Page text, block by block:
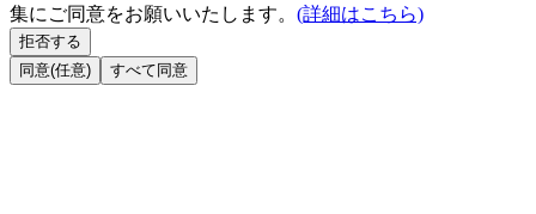
集にご同意をお願いいたします。 (詳細はこちら)
拒否する
同意(任意)
すべて同意